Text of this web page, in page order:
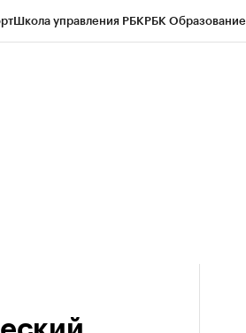
Школа управления РБКРБК Образование